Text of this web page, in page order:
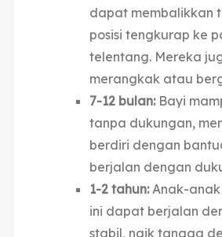
dapat membalikkan
posisi tengkurap ke
telentang. Mereka
merangkak atau
7-12 bulan:Bayi
tanpa dukungan,
berdiri dengan
berjalan dengan
1-2 tahun:Anak-
ini dapat berjalan
stabil, naik tangga